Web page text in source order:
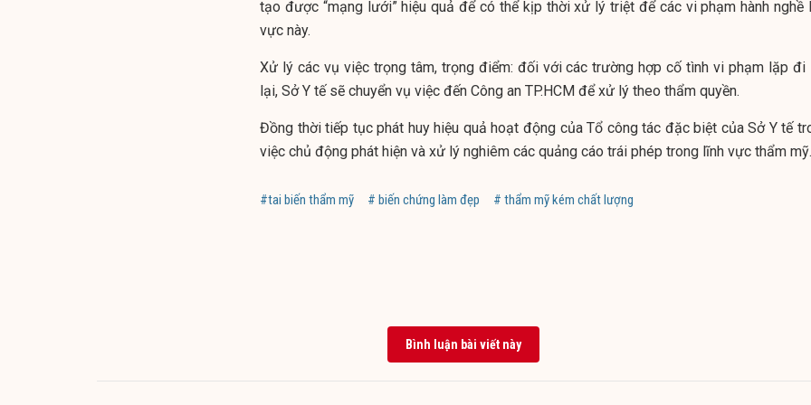
tạo được “mạng lưới” hiệu quả để có thể kịp thời xử lý triệt để các vi phạm hành nghề
vực này.
Xử lý các vụ việc trọng tâm, trọng điểm: đối với các trường hợp cố tình vi phạm lặp đi
lại, Sở Y tế sẽ chuyển vụ việc đến Công an TP.HCM để xử lý theo thẩm quyền.
Đồng thời tiếp tục phát huy hiệu quả hoạt động của Tổ công tác đặc biệt của Sở Y tế
việc chủ động phát hiện và xử lý nghiêm các quảng cáo trái phép trong lĩnh vực thẩm mỹ.
#tai biến thẩm mỹ # biến chứng làm đẹp # thẩm mỹ kém chất lượng
Bình luận bài viết này